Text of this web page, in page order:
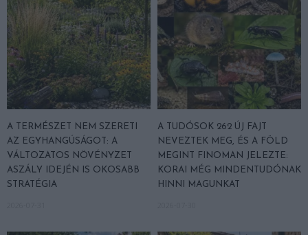
A TERMÉSZET NEM SZERETI
AZ EGYHANGÚSÁGOT: A
VÁLTOZATOS NÖVÉNYZET
ASZÁLY IDEJÉN IS OKOSABB
STRATÉGIA
A TUDÓSOK 262 ÚJ FAJT
NEVEZTEK MEG, ÉS A FÖLD
MEGINT FINOMAN JELEZTE:
KORAI MÉG MINDENTUDÓNAK
HINNI MAGUNKAT